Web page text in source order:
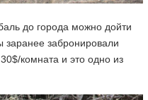
до города можно дойти
забронировали
комната и это одно из